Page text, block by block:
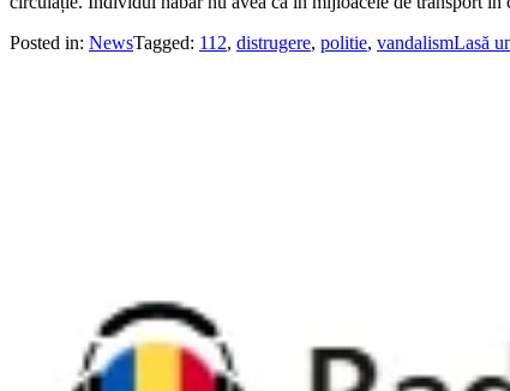
Posted in: NewsTagged: 112, distrugere, politie, vandalismLasă